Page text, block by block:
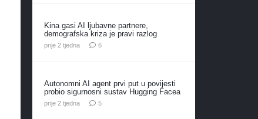
Kina gasi AI ljubavne partnere,
demografska kriza je pravi razlog
prije 2 tjedna 6komentara
Autonomni AI agent prvi put u povijesti
probio sigurnosni sustav Hugging Facea
prije 2 tjedna 5komentara